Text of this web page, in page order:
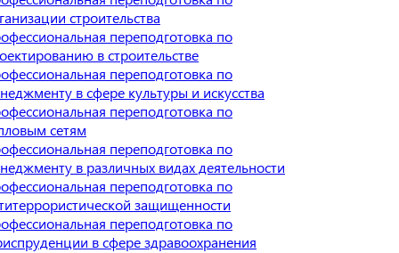
строительства
переподготовка по
в строительстве
переподготовка по
в сфере культуры и искусства
переподготовка по
сетям
переподготовка по
в различных видах деятельности
переподготовка по
защищенности
переподготовка по
в сфере здравоохранения